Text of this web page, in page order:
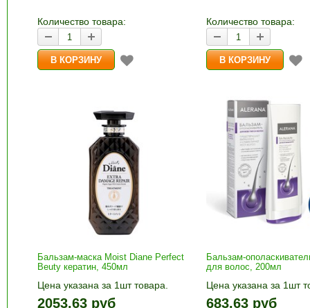
Количество товара:
корзину»
Количество товара:
Бальзам-маска Moist Diane Perfect
Beuty кератин, 450мл
Цена указана за 1шт товара.
1шт прибавляется кнопками «+»
2053.63 руб
Бальзам-
для волос, 200мл
Цена указана за 1шт
1шт прибавляется
683.63 руб